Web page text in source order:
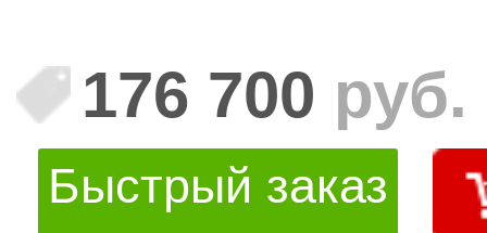
176 700 руб.
Быстрый заказ